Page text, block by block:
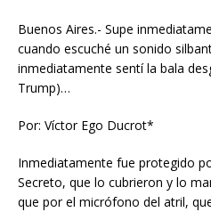
Buenos Aires.- Supe
cuando escuché un sonido
inmediatamente sentí la bala
Trump)…
Por: Víctor Ego Ducrot*
Inmediatamente fue protegido
Secreto, que lo cubrieron y lo
que por el micrófono del atril,